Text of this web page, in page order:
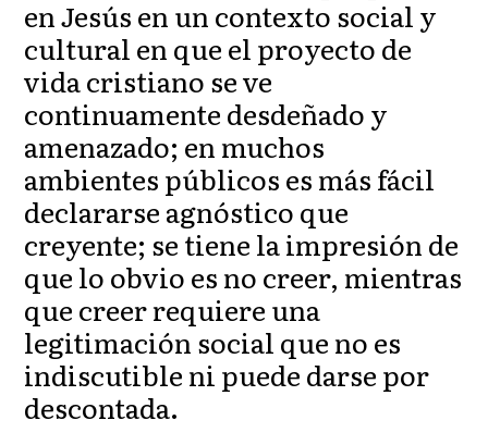
en Jesús en un contexto social y
cultural en que el proyecto de
vida cristiano se ve
continuamente desdeñado y
amenazado; en muchos
ambientes públicos es más fácil
declararse agnóstico que
creyente; se tiene la impresión de
que lo obvio es no creer, mientras
que creer requiere una
legitimación social que no es
indiscutible ni puede darse por
descontada.